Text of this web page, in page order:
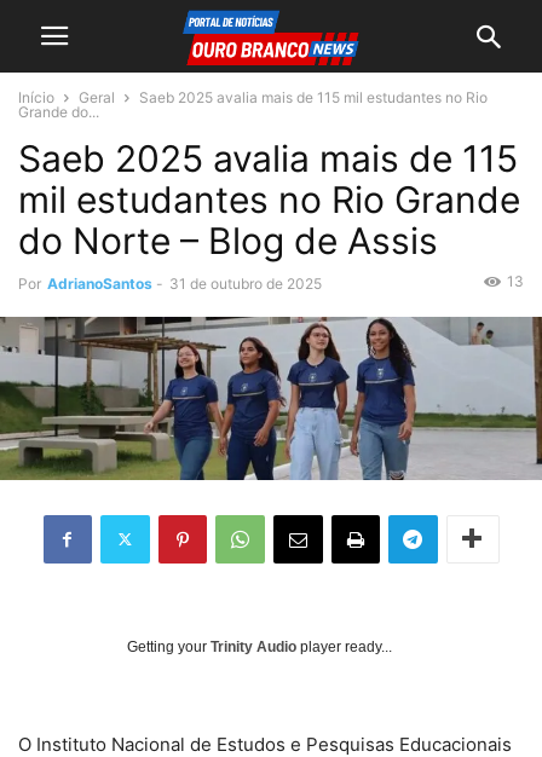
Início Geral
Saeb 2025 avalia mais de 115 mil estudantes no Rio
Grande do...
Saeb 2025 avalia mais de 115
mil estudantes no Rio Grande
do Norte – Blog de Assis
Por AdrianoSantos - 31 de outubro de 2025 13
Getting your Trinity Audio player ready...
O Instituto Nacional de Estudos e Pesquisas Educacionais